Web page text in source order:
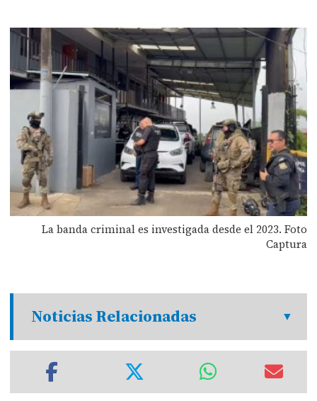
La banda criminal es investigada desde el 2023. Foto
Captura
Noticias Relacionadas